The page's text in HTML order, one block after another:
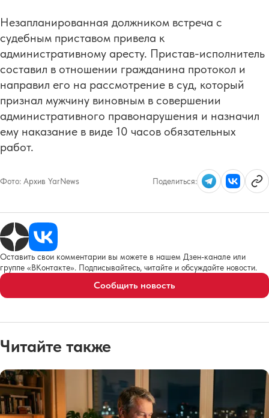
Незапланированная должником встреча с
судебным приставом привела к
административному аресту. Пристав-исполнитель
составил в отношении гражданина протокол и
направил его на рассмотрение в суд, который
признал мужчину виновным в совершении
административного правонарушения и назначил
ему наказание в виде 10 часов обязательных
работ.
Фото: Архив YarNews Поделиться:
Оставить свои комментарии вы можете в нашем Дзен-канале или
группе «ВКонтакте». Подписывайтесь, читайте и обсуждайте новости.
Сообщить новость
Читайте также